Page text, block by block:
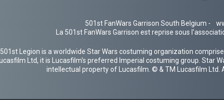
501st FanWars Garrison South Belgium -
La 501st FanWars Garrison est reprise sous
Legion is a worldwide Star Wars costuming organization
Ltd, it is Lucasfilm's preferred Imperial costuming group. Star
intellectual property of Lucasfilm. © & TM Lucasfilm Ltd.